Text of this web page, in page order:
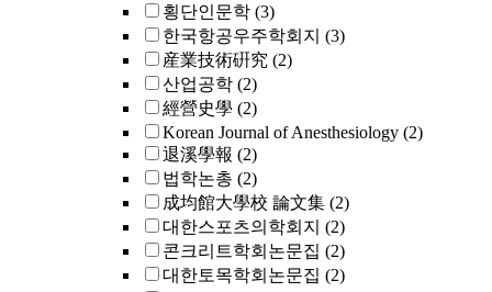
횡단인문학 (3)
한국항공우주학회지 (3)
産業技術硏究 (2)
산업공학 (2)
經營史學 (2)
Korean Journal of Anesthesiology (2)
退溪學報 (2)
법학논총 (2)
成均館大學校 論文集 (2)
대한스포츠의학회지 (2)
콘크리트학회논문집 (2)
대한토목학회논문집 (2)